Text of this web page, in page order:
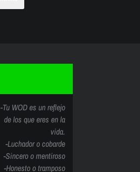
-Tu WOD es un reflejo
de los que eres en la
vida.
-Luchador o cobarde
-Sincero o mentiroso
-Honesto o tramposo